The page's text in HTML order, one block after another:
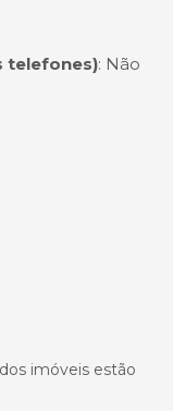
telefones): Não
imóveis estão